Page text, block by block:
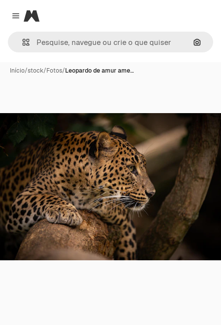
Close menu
Magnific
Início/stock/Fotos/Leopardo de amur ame…